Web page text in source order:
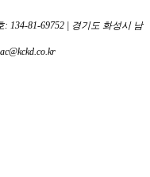
134-81-69752 | 경기도 화성시 남